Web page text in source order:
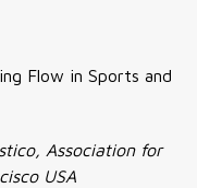
Flow in Sports and
Association for
USA